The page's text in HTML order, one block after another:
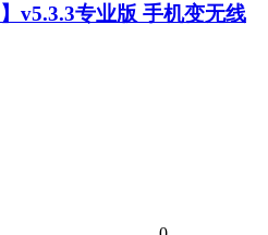
v5.3.3专业版 手机变无线